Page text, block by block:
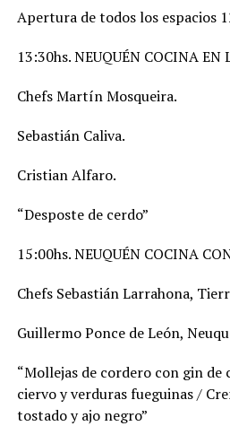
Apertura de todos los espacios
13:30hs. NEUQUÉN COCINA EN
Chefs Martín Mosqueira.
Sebastián Caliva.
Cristian Alfaro.
“Desposte de cerdo”
15:00hs. NEUQUÉN COCINA
Chefs Sebastián Larrahona,
Guillermo Ponce de León,
“Mollejas de cordero con gin
ciervo y verduras fueguinas /
tostado y ajo negro”